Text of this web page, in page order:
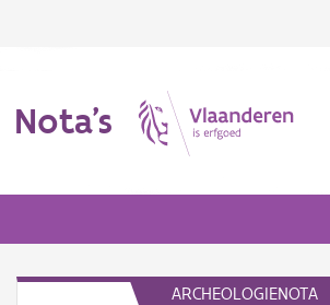
Nota's
ARCHEOLOGIENOTA